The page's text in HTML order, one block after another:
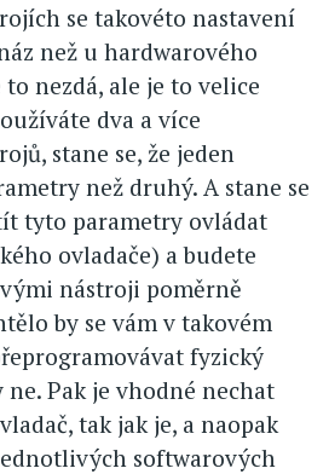
se takovéto nastavení
než u hardwarového
nezdá, ale je to velice
dva a více
stane se, že jeden
než druhý. A stane se
tyto parametry ovládat
ovladače) a budete
nástroji poměrně
by se vám v takovém
fyzický
Pak je vhodné nechat
tak jak je, a naopak
softwarových